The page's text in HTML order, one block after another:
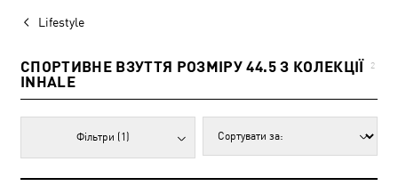
Lifestyle
СПОРТИВНЕ ВЗУТТЯ РОЗМІРУ 44.5 З КОЛЕКЦІЇ
INHALE
2
Фільтри (1)